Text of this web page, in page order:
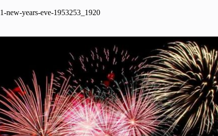
キ
1-new-years-eve-1953253_1920